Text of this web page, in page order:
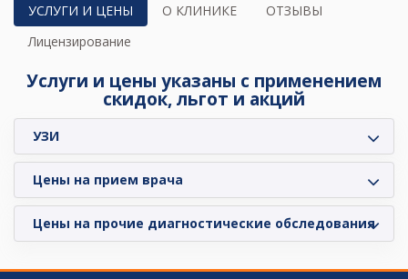
УСЛУГИ И ЦЕНЫ О КЛИНИКЕ
ОТЗЫВЫ
Лицензирование
Услуги и цены указаны с применением
скидок, льгот и акций
УЗИ
Цены на прием врача
Цены на прочие диагностические обследования